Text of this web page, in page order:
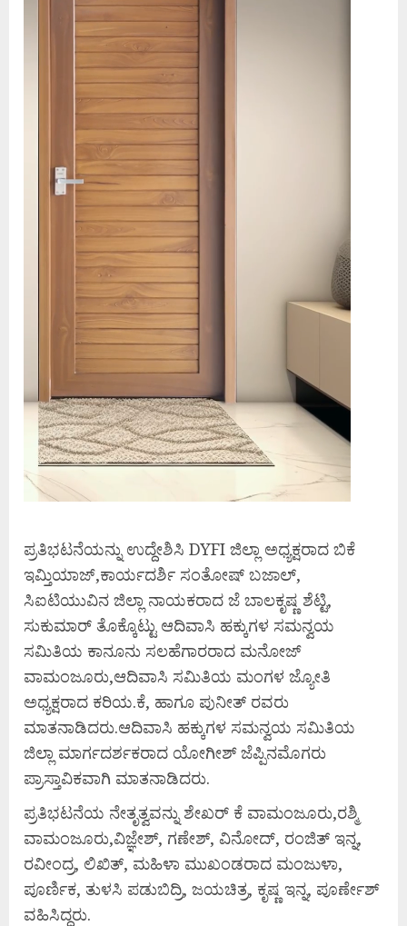
ಪ್ರತಿಭಟನೆಯನ್ನು ಉದ್ದೇಶಿಸಿ DYFI ಜಿಲ್ಲಾ ಅಧ್ಯಕ್ಷರಾದ ಬಿಕೆ
ಇಮ್ತಿಯಾಜ್,ಕಾರ್ಯದರ್ಶಿ ಸಂತೋಷ್ ಬಜಾಲ್,
ಸಿಐಟಿಯುವಿನ ಜಿಲ್ಲಾ ನಾಯಕರಾದ ಜೆ ಬಾಲಕೃಷ್ಣ ಶೆಟ್ಟಿ,
ಸುಕುಮಾರ್ ತೊಕ್ಕೊಟ್ಟು ಆದಿವಾಸಿ ಹಕ್ಕುಗಳ ಸಮನ್ವಯ
ಸಮಿತಿಯ ಕಾನೂನು ಸಲಹೆಗಾರರಾದ ಮನೋಜ್
ವಾಮಂಜೂರು,ಆದಿವಾಸಿ ಸಮಿತಿಯ ಮಂಗಳ ಜ್ಯೋತಿ
ಅಧ್ಯಕ್ಷರಾದ ಕರಿಯ.ಕೆ, ಹಾಗೂ ಪುನೀತ್ ರವರು
ಮಾತನಾಡಿದರು.ಆದಿವಾಸಿ ಹಕ್ಕುಗಳ ಸಮನ್ವಯ ಸಮಿತಿಯ
ಜಿಲ್ಲಾ ಮಾರ್ಗದರ್ಶಕರಾದ ಯೋಗೀಶ್ ಜೆಪ್ಪಿನಮೊಗರು
ಪ್ರಾಸ್ತಾವಿಕವಾಗಿ ಮಾತನಾಡಿದರು.
ಪ್ರತಿಭಟನೆಯ ನೇತೃತ್ವವನ್ನು ಶೇಖರ್ ಕೆ ವಾಮಂಜೂರು,ರಶ್ಮಿ
ವಾಮಂಜೂರು,ವಿಜ್ಞೇಶ್, ಗಣೇಶ್, ವಿನೋದ್, ರಂಜಿತ್ ಇನ್ನ,
ರವೀಂದ್ರ, ಲಿಖಿತ್, ಮಹಿಳಾ ಮುಖಂಡರಾದ ಮಂಜುಳಾ,
ಪೂರ್ಣಿಕ, ತುಳಸಿ ಪಡುಬಿದ್ರಿ, ಜಯಚಿತ್ರ, ಕೃಷ್ಣ ಇನ್ನ, ಪೂರ್ಣೇಶ್
ವಹಿಸಿದ್ದರು.